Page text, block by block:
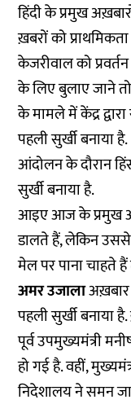
हिंदी के प्रमुख
ख़बरों को
केजरीवाल को
के लिए बुलाए जाने
के मामले में केंद्र
पहली सुर्खी बनाया
आंदोलन के दौरान
सुर्खी बनाया है.
आइए आज के प्रमुख
डालते हैं, लेकिन
मेल पर पाना चाहते
अमर उजालाअख़बार
पहली सुर्खी बनाया
पूर्व उपमुख्यमंत्री
हो गई है. वहीं,
निदेशालय ने समन